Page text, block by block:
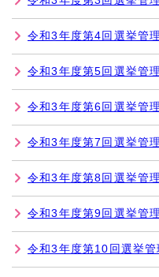
令和3年度第4回選挙管
令和3年度第5回選挙管
令和3年度第6回選挙管
令和3年度第7回選挙管
令和3年度第8回選挙管
令和3年度第9回選挙管
令和3年度第10回選挙管